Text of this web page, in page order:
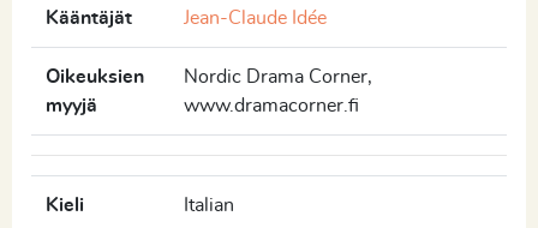
Kääntäjät Jean-Claude Idée
Oikeuksien
myyjä
Nordic Drama Corner,
www.dramacorner.fi
Kieli Italian